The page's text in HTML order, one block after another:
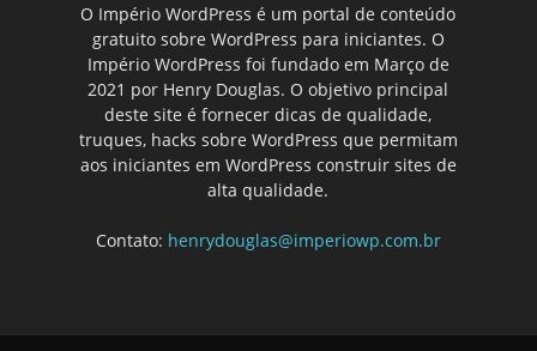
O Império WordPress é um portal de conteúdo
gratuito sobre WordPress para iniciantes. O
Império WordPress foi fundado em Março de
2021 por Henry Douglas. O objetivo principal
deste site é fornecer dicas de qualidade,
truques, hacks sobre WordPress que permitam
aos iniciantes em WordPress construir sites de
alta qualidade.
Contato: henrydouglas@imperiowp.com.br